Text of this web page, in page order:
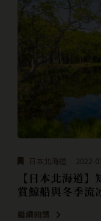
日本北海道 2022-
【日本北海道
賞鯨船與冬季流
繼續閱讀